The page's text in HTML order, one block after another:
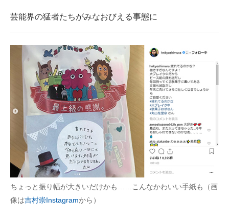
芸能界の猛者たちがみなおびえる事態に
ちょっと振り幅が大きいだけかも……こんなかわいい手紙も（画
像は吉村崇Instagramから）